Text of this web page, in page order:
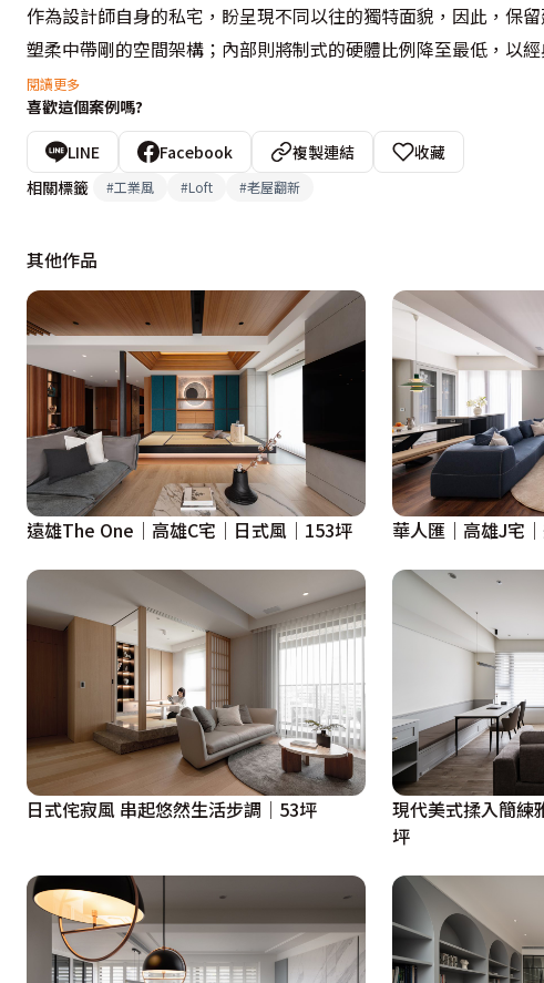
作為設計師自身的私宅，盼呈現不同以往的獨特面貌，因此，保
塑柔中帶剛的空間架構；內部則將制式的硬體比例降至最低，以
度並填入隨興自在的生活氣息，讓法式優雅與Loft的不羈完美交融
閱讀更多
喜歡這個案例嗎?
LINE Facebook 複製連結
收藏
相關標籤
#工業風 #Loft #老屋翻新
其他作品
遠雄The One│高雄C宅│日式風│153坪 華人匯｜高雄J宅
日式侘寂風 串起悠然生活步調│53坪
現代美式揉入簡
坪